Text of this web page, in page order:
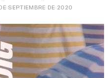
SEPTIEMBRE DE 2020